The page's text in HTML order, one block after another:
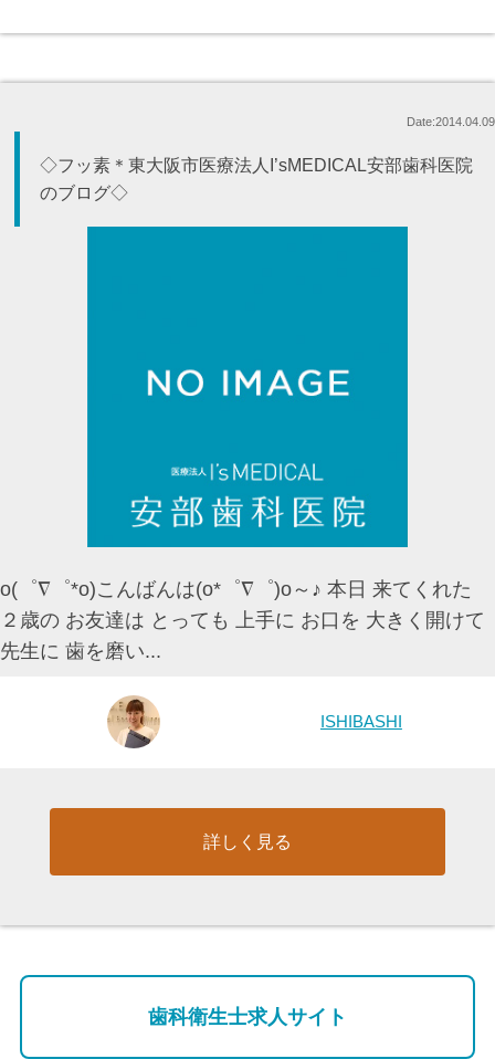
Date:2014.04.09
◇フッ素＊東大阪市医療法人I’sMEDICAL安部歯科医院
のブログ◇
o(゜∇゜*o)こんばんは(o*゜∇゜)o～♪ 本日 来てくれた
２歳の お友達は とっても 上手に お口を 大きく開けて
先生に 歯を磨い...
ISHIBASHI
詳しく見る
歯科衛生士求人サイト